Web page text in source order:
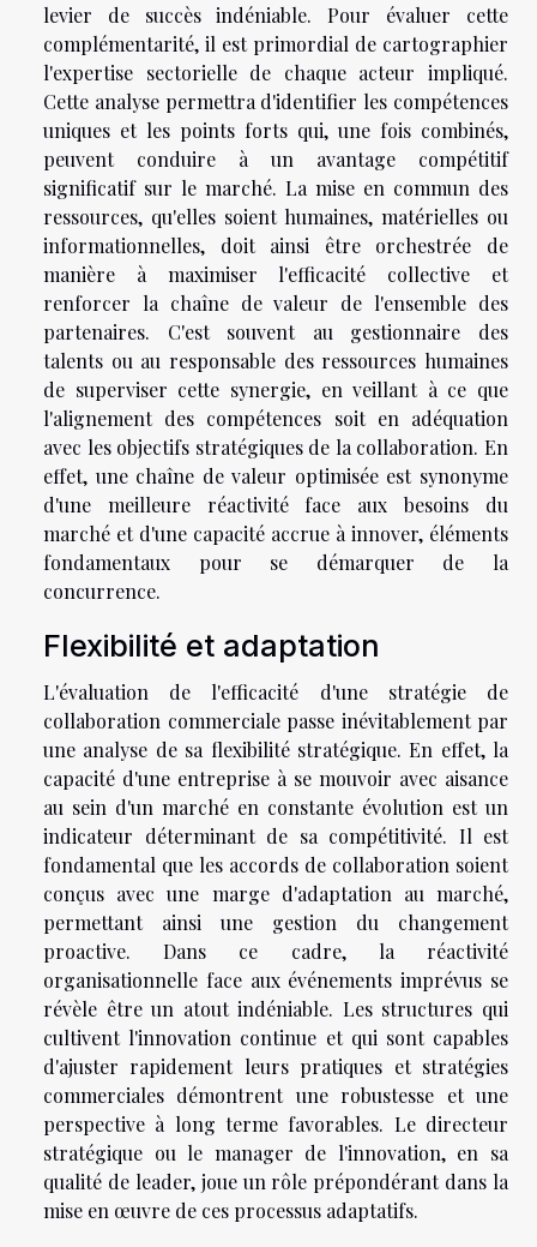
levier de succès indéniable. Pour évaluer cette
complémentarité, il est primordial de cartographier
l'expertise sectorielle de chaque acteur impliqué.
Cette analyse permettra d'identifier les compétences
uniques et les points forts qui, une fois combinés,
peuvent conduire à un avantage compétitif
significatif sur le marché. La mise en commun des
ressources, qu'elles soient humaines, matérielles ou
informationnelles, doit ainsi être orchestrée de
manière à maximiser l'efficacité collective et
renforcer la chaîne de valeur de l'ensemble des
partenaires. C'est souvent au gestionnaire des
talents ou au responsable des ressources humaines
de superviser cette synergie, en veillant à ce que
l'alignement des compétences soit en adéquation
avec les objectifs stratégiques de la collaboration. En
effet, une chaîne de valeur optimisée est synonyme
d'une meilleure réactivité face aux besoins du
marché et d'une capacité accrue à innover, éléments
fondamentaux pour se démarquer de la
concurrence.
Flexibilité et adaptation
L'évaluation de l'efficacité d'une stratégie de
collaboration commerciale passe inévitablement par
une analyse de sa flexibilité stratégique. En effet, la
capacité d'une entreprise à se mouvoir avec aisance
au sein d'un marché en constante évolution est un
indicateur déterminant de sa compétitivité. Il est
fondamental que les accords de collaboration soient
conçus avec une marge d'adaptation au marché,
permettant ainsi une gestion du changement
proactive. Dans ce cadre, la réactivité
organisationnelle face aux événements imprévus se
révèle être un atout indéniable. Les structures qui
cultivent l'innovation continue et qui sont capables
d'ajuster rapidement leurs pratiques et stratégies
commerciales démontrent une robustesse et une
perspective à long terme favorables. Le directeur
stratégique ou le manager de l'innovation, en sa
qualité de leader, joue un rôle prépondérant dans la
mise en œuvre de ces processus adaptatifs.